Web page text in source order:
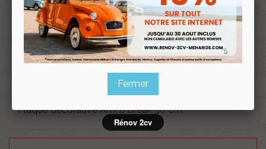
Profitez de prix remisés
avec la Carte clubRenov 2cv
Souscrire
au clubRenov 2cv
Plaque décorative Ami 6 break 50 cm
Fermer
Rénov 2cv